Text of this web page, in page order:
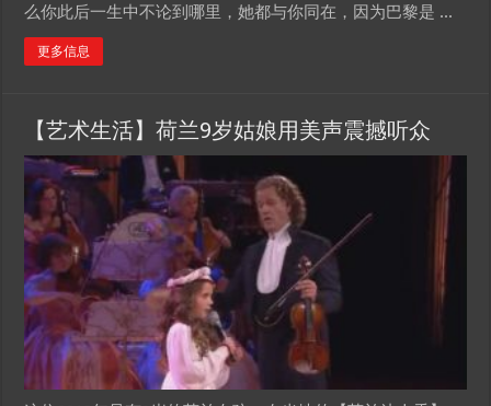
么你此后一生中不论到哪里，她都与你同在，因为巴黎是 ...
更多信息
【艺术生活】荷兰9岁姑娘用美声震撼听众